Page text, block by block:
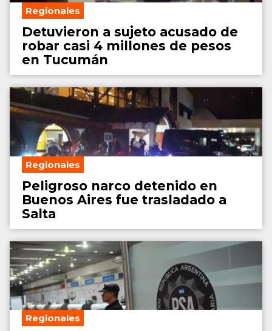
Regionales
Detuvieron a sujeto acusado de
robar casi 4 millones de pesos
en Tucumán
Regionales
Peligroso narco detenido en
Buenos Aires fue trasladado a
Salta
Regionales